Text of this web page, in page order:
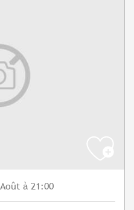
Août à 21:00